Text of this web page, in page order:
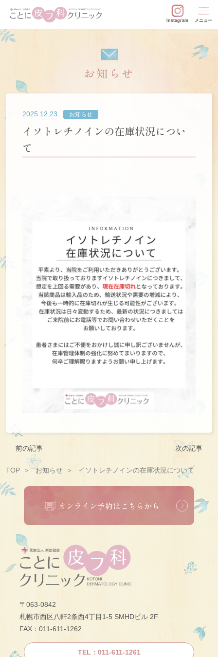
Instagram メニュー
お知らせ
2025.12.23 お知らせ
イソトレチノインの在庫状況につい
て
前の記事 次の記事
TOP お知らせ イソトレチノインの在庫状況について
オンライン予約はこちらから
〒063-0842
札幌市西区八軒2条西4丁目1-5 SMHDビル 2F
FAX：011-611-1262
TEL：011-611-1261